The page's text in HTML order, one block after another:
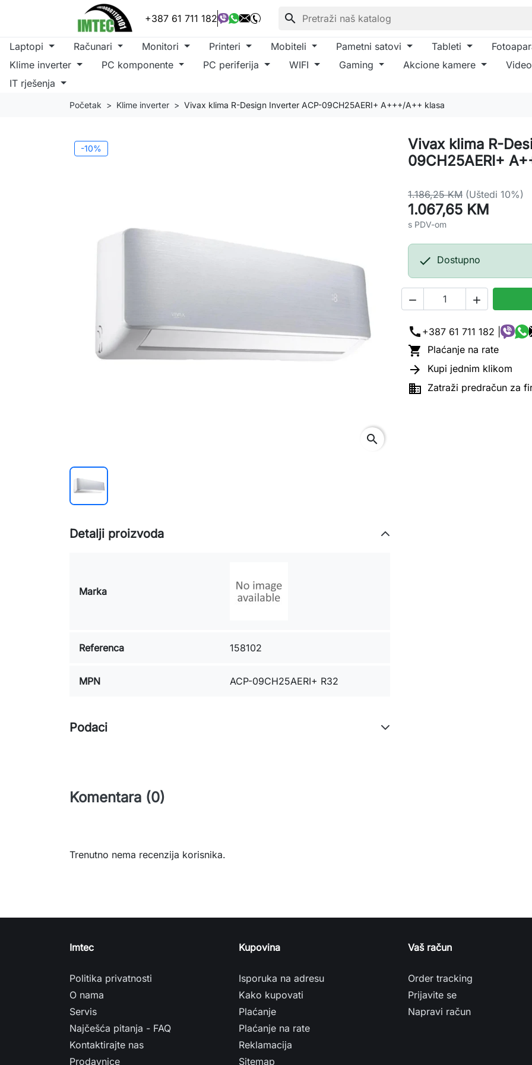
+387 61 711 182 search
Laptopi Računari Monitori Printeri Mobiteli Pametni satovi Tableti
Klime inverter
PC komponente PC periferija WIFI Gaming Akcione kamere
IT rješenja
Početak Klime inverter Vivax klima R-Design Inverter ACP-09CH25AERI+ A+++/A++ klasa
-10%
search
Vivax klima R-
09CH25AERI+
1.186,25 KM (Uštedi 10%)
1.067,65 KM
s PDV-om
 Dostupno
 
call +387 61 711 182 |
 Plaćanje na rate
 Kupi jednim klikom
 Zatraži predračun za
Detalji proizvoda
Marka
Referenca 158102
MPN ACP-09CH25AERI+ R32
Podaci
Komentara (0)
Trenutno nema recenzija korisnika.
Imtec
Politika privatnosti
O nama
Servis
Najčešća pitanja - FAQ
Kontaktirajte nas
Prodavnice
Kupovina
Isporuka na adresu
Kako kupovati
Plaćanje
Plaćanje na rate
Reklamacija
Sitemap
Vaš račun
Order tracking
Prijavite se
Napravi račun